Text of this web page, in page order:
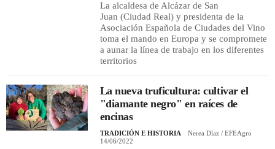
La alcaldesa de Alcázar de San
Juan (Ciudad Real) y presidenta de la
Asociación Española de Ciudades del Vino
toma el mando en Europa y se compromete
a aunar la línea de trabajo en los diferentes
territorios
La nueva truficultura: cultivar el
"diamante negro" en raíces de
encinas
TRADICIÓN E HISTORIA
Nerea Díaz / EFEAgro
14/06/2022